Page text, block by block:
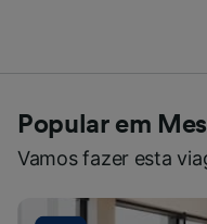
Popular em
Vamos fazer esta